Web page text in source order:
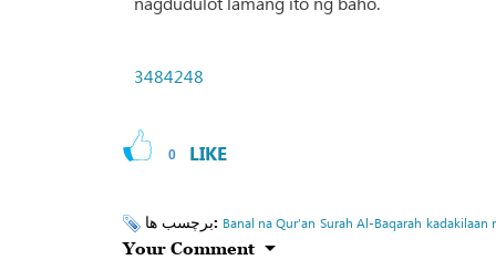
3484248
0 LIKE
برچسب ها: Banal na Qur’an Surah Al-Baqarah kadakilaan
Your Comment